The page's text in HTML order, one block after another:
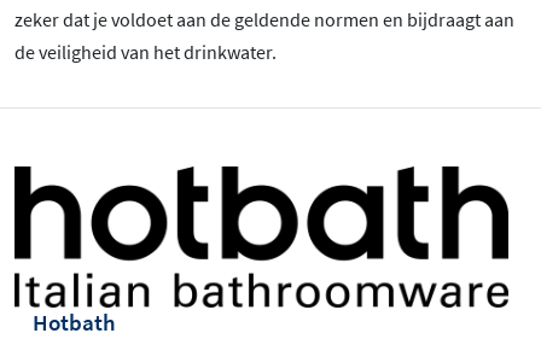
zeker dat je voldoet aan de geldende normen en bijdraagt aan
de veiligheid van het drinkwater.
Hotbath